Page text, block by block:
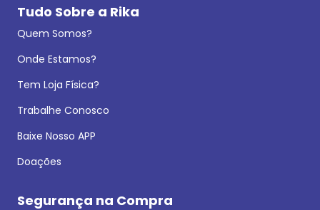
Tudo Sobre a Rika
Quem Somos?
Onde Estamos?
Tem Loja Física?
Trabalhe Conosco
Baixe Nosso APP
Doações
Segurança na Compra